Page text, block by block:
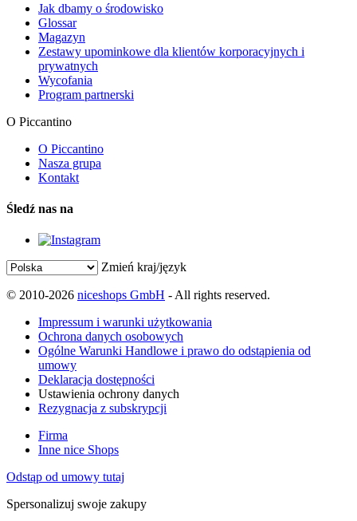
Jak dbamy o środowisko
Glossar
Magazyn
Zestawy upominkowe dla klientów korporacyjnych i
prywatnych
Wycofania
Program partnerski
O Piccantino
O Piccantino
Nasza grupa
Kontakt
Śledź nas na
Zmień kraj/język
© 2010-2026 niceshops GmbH - All rights reserved.
Impressum i warunki użytkowania
Ochrona danych osobowych
Ogólne Warunki Handlowe i prawo do odstąpienia od
umowy
Deklaracja dostępności
Ustawienia ochrony danych
Rezygnacja z subskrypcji
Firma
Inne nice Shops
Odstąp od umowy tutaj
Spersonalizuj swoje zakupy